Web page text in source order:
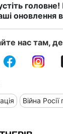
головне!
оновлення
нас там,
Війна